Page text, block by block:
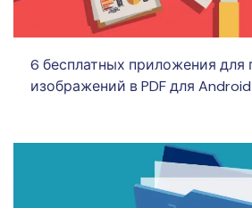
6 бесплатных приложения для
изображений в PDF для Android